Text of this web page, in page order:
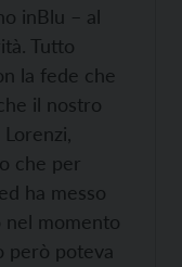
inBlu – al
Tutto
la fede che
il nostro
che per
ha messo
nel momento
però poteva